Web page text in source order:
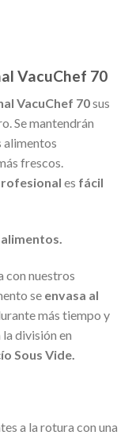
VacuChef 70
VacuChef 70sus
Se mantendrán
alimentos
frescos.
es fácil
con nuestros
se envasa al
más tiempo y
división en
Sous Vide.
a la rotura con una